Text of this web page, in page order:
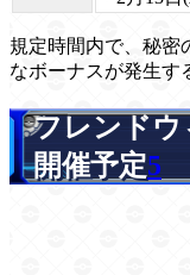
規定時間内で、秘密
なボーナスが発生す
フレンド
開催予定5